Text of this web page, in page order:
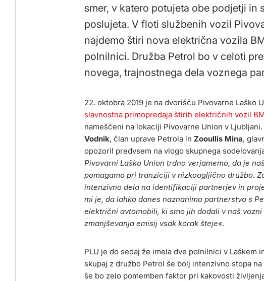
smer, v katero potujeta obe podjetji in
poslujeta. V floti službenih vozil
najdemo štiri nova električna vozila
polnilnici. Družba Petrol bo v celoti
novega, trajnostnega dela voznega
22. oktobra 2019 je na dvorišču Pivovarne Laško
slavnostna primopredaja štirih električnih vozil
nameščeni na lokaciji Pivovarne Union v
Vodnik, član uprave Petrola in Zooullis Mina,
opozoril predvsem na vlogo skupnega
Pivovarni Laško Union trdno verjamemo, da je
pomagamo pri tranziciji v nizkoogljično družbo.
intenzivno dela na identifikaciji partnerjev in
mi je, da lahko danes naznanimo partnerstvo s
električni avtomobili, ki smo jih dodali v naš
zmanjševanja emisij vsak korak šteje«.
PLU je do sedaj že imela dve polnilnici v Laškem
skupaj z družbo Petrol še bolj intenzivno stopa
še bo zelo pomemben faktor pri kakovosti